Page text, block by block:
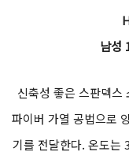
남성
신축성 좋은 스판덱스
파이버 가열 공법으로
기를 전달한다. 온도는